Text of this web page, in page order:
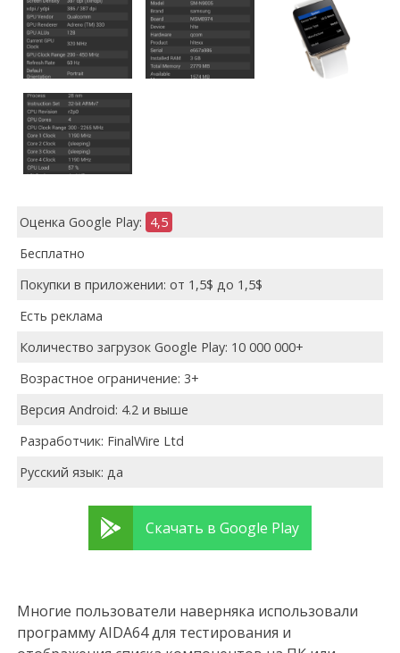
Оценка Google Play: 4,5
Бесплатно
Покупки в приложении: от 1,5$ до 1,5$
Есть реклама
Количество загрузок Google Play: 10 000 000+
Возрастное ограничение: 3+
Версия Android: 4.2 и выше
Разработчик: FinalWire Ltd
Русский язык: да
Скачать в Google Play
Многие пользователи наверняка использовали
программу AIDA64 для тестирования и